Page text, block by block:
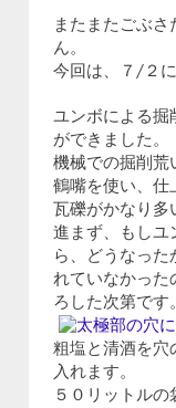
またまたごぶ
ん。
今回は、７/２
ユンボによる掘
ができました。
機械での掘削荒
鶴嘴を使い、仕
瓦礫がかなり多
進まず、もしユ
ら、どうなった
れていなかった
ろした次第です。
粗塩と清酒を穴
入れます。
５０リットルの